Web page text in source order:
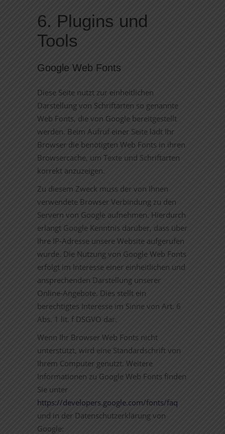
6. Plugins und
Tools
Google Web Fonts
Diese Seite nutzt zur einheitlichen
Darstellung von Schriftarten so genannte
Web Fonts, die von Google bereitgestellt
werden. Beim Aufruf einer Seite lädt Ihr
Browser die benötigten Web Fonts in ihren
Browsercache, um Texte und Schriftarten
korrekt anzuzeigen.
Zu diesem Zweck muss der von Ihnen
verwendete Browser Verbindung zu den
Servern von Google aufnehmen. Hierdurch
erlangt Google Kenntnis darüber, dass über
Ihre IP-Adresse unsere Website aufgerufen
wurde. Die Nutzung von Google Web Fonts
erfolgt im Interesse einer einheitlichen und
ansprechenden Darstellung unserer
Online-Angebote. Dies stellt ein
berechtigtes Interesse im Sinne von Art. 6
Abs. 1 lit. f DSGVO dar.
Wenn Ihr Browser Web Fonts nicht
unterstützt, wird eine Standardschrift von
Ihrem Computer genutzt. Weitere
Informationen zu Google Web Fonts finden
Sie unter
https://developers.google.com/fonts/faq
und in der Datenschutzerklärung von
Google: